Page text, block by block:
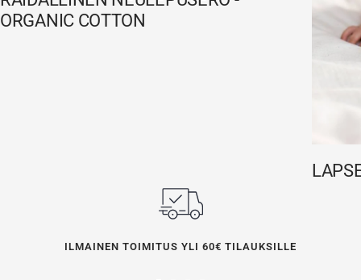
ORGANIC COTTON
ILMAINEN TOIMITUS YLI 60€ TILAUKSILLE